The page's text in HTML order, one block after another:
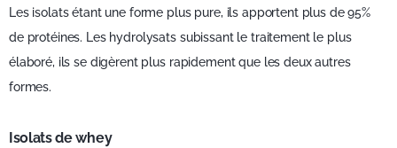
Les isolats étant une forme plus pure, ils apportent plus de 95%
de protéines. Les hydrolysats subissant le traitement le plus
élaboré, ils se digèrent plus rapidement que les deux autres
formes.
Isolats de whey